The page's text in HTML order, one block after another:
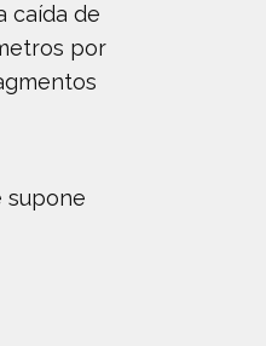
caída de
por
supone